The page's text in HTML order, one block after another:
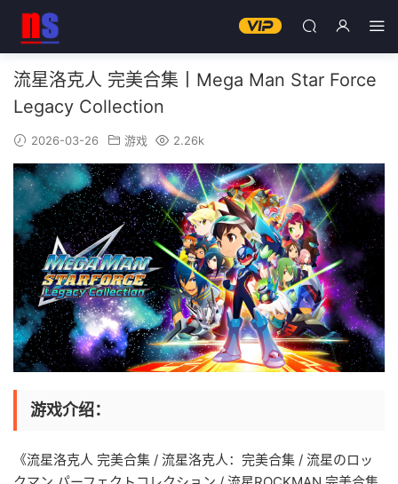
流星洛克人 完美合集丨Mega Man Star Force
Legacy Collection
2026-03-26 游戏 2.26k
游戏介绍：
《流星洛克人 完美合集 / 流星洛克人：完美合集 / 流星のロッ